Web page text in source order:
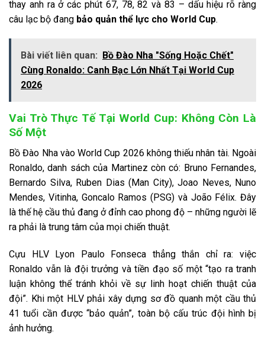
thay anh ra ở các phút 67, 78, 82 và 83 – dấu hiệu rõ ràng
câu lạc bộ đang bảo quản thể lực cho World Cup.
Bài viết liên quan:
Bồ Đào Nha "Sống Hoặc Chết"
Cùng Ronaldo: Canh Bạc Lớn Nhất Tại World Cup
2026
Vai Trò Thực Tế Tại World Cup: Không Còn Là
Số Một
Bồ Đào Nha vào World Cup 2026 không thiếu nhân tài. Ngoài
Ronaldo, danh sách của Martinez còn có: Bruno Fernandes,
Bernardo Silva, Ruben Dias (Man City), Joao Neves, Nuno
Mendes, Vitinha, Goncalo Ramos (PSG) và João Félix. Đây
là thế hệ cầu thủ đang ở đỉnh cao phong độ – những người lẽ
ra phải là trung tâm của mọi chiến thuật.
Cựu HLV Lyon Paulo Fonseca thẳng thắn chỉ ra: việc
Ronaldo vẫn là đội trưởng và tiền đạo số một “tạo ra tranh
luận không thể tránh khỏi về sự linh hoạt chiến thuật của
đội”. Khi một HLV phải xây dựng sơ đồ quanh một cầu thủ
41 tuổi cần được “bảo quản”, toàn bộ cấu trúc đội hình bị
ảnh hưởng.